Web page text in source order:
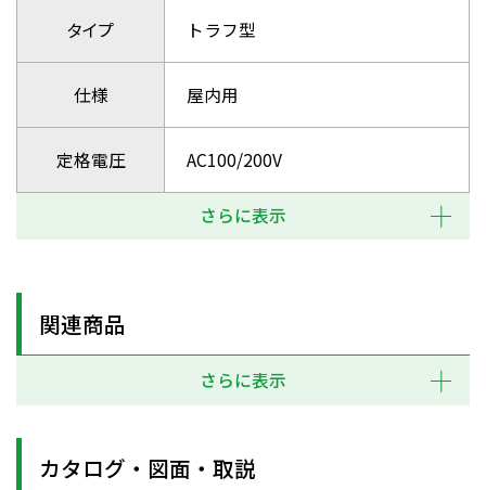
タイプ トラフ型
仕様 屋内用
定格電圧 AC100/200V
さらに表示
関連商品
さらに表示
カタログ・図面・取説